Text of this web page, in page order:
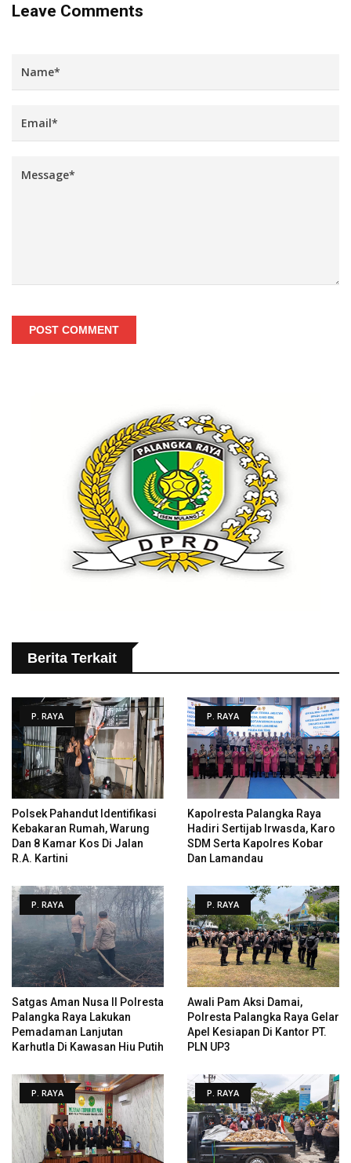
Leave Comments
POST COMMENT
Berita Terkait
P. RAYA
Polsek Pahandut Identifikasi
Kebakaran Rumah, Warung
Dan 8 Kamar Kos Di Jalan
R.A. Kartini
P. RAYA
Kapolresta Palangka Raya
Hadiri Sertijab Irwasda, Karo
SDM Serta Kapolres Kobar
Dan Lamandau
P. RAYA
Satgas Aman Nusa II Polresta
Palangka Raya Lakukan
Pemadaman Lanjutan
Karhutla Di Kawasan Hiu Putih
P. RAYA
Awali Pam Aksi Damai,
Polresta Palangka Raya Gelar
Apel Kesiapan Di Kantor PT.
PLN UP3
P. RAYA P. RAYA